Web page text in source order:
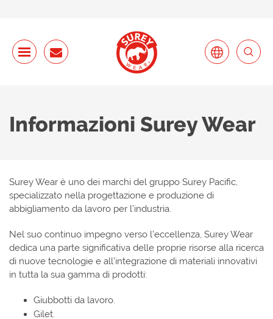
Informazioni Surey Wear
Surey Wear è uno dei marchi del gruppo Surey Pacific,
specializzato nella progettazione e produzione di
abbigliamento da lavoro per l’industria.
Nel suo continuo impegno verso l’eccellenza, Surey Wear
dedica una parte significativa delle proprie risorse alla ricerca
di nuove tecnologie e all’integrazione di materiali innovativi
in tutta la sua gamma di prodotti:
Giubbotti da lavoro.
Gilet.